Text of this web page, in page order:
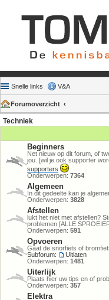
Snelle links V&A
Forumoverzicht
Techniek
Beginners
Net nieuw op dit forum, of
jou. [wil je ook supporter
supporters
Onderwerpen: 7364
Algemeen
In dit gedeelte kan je
Onderwerpen: 3828
Afstellen
lukt het niet met afstellen?
problemen [ALLE
Onderwerpen: 591
Opvoeren
Gaat de snorfiets of
Subforum:
Uitlaten
Onderwerpen: 1481
Uiterlijk
Plaats hier uw tips en of
Onderwerpen: 357
Elektra